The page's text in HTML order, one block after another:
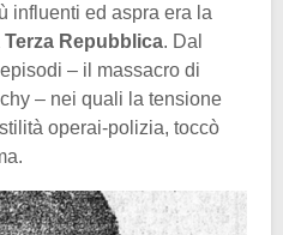
influenti ed aspra era la
Terza Repubblica. Dal
– il massacro di
– nei quali la tensione
operai-polizia, toccò